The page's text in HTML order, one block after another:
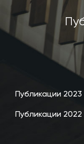
Публикации 2023
Публикации 2022